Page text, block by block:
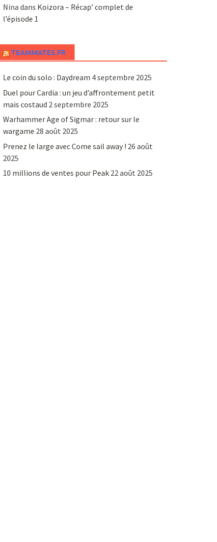
Nina dans Koizora – Récap’ complet de
l’épisode 1
TEAMMATES.FR
Le coin du solo : Daydream 4 septembre 2025
Duel pour Cardia : un jeu d’affrontement petit
mais costaud 2 septembre 2025
Warhammer Age of Sigmar : retour sur le
wargame 28 août 2025
Prenez le large avec Come sail away ! 26 août
2025
10 millions de ventes pour Peak 22 août 2025